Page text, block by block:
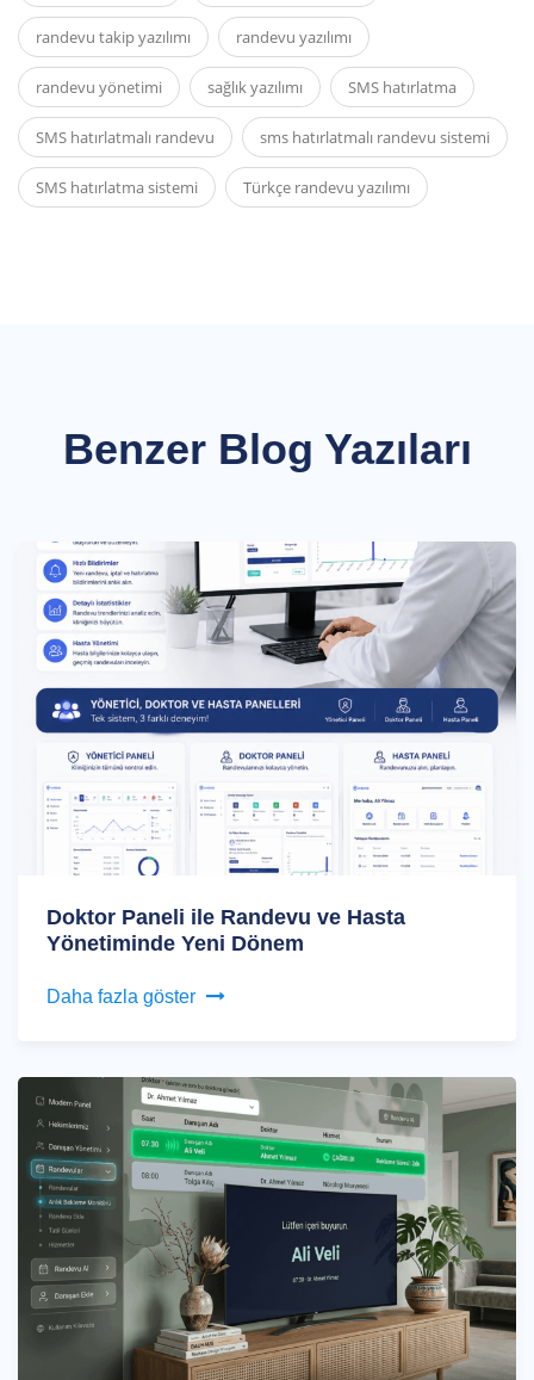
randevu takip yazılımı randevu yazılımı
randevu yönetimi sağlık yazılımı SMS hatırlatma
SMS hatırlatmalı randevu sms hatırlatmalı randevu sistemi
SMS hatırlatma sistemi Türkçe randevu yazılımı
Benzer Blog Yazıları
Doktor Paneli ile Randevu ve Hasta
Yönetiminde Yeni Dönem
Daha fazla göster